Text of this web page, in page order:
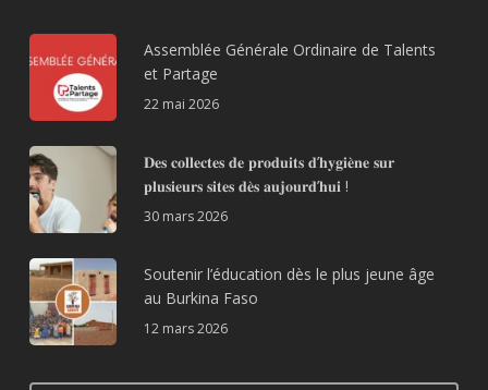
Assemblée Générale Ordinaire de Talents
et Partage
22 mai 2026
𝐃𝐞𝐬 𝐜𝐨𝐥𝐥𝐞𝐜𝐭𝐞𝐬 𝐝𝐞 𝐩𝐫𝐨𝐝𝐮𝐢𝐭𝐬 𝐝’𝐡𝐲𝐠𝐢𝐞̀𝐧𝐞 𝐬𝐮𝐫
𝐩𝐥𝐮𝐬𝐢𝐞𝐮𝐫𝐬 𝐬𝐢𝐭𝐞𝐬 𝐝𝐞̀𝐬 𝐚𝐮𝐣𝐨𝐮𝐫𝐝’𝐡𝐮𝐢 !
30 mars 2026
Soutenir l’éducation dès le plus jeune âge
au Burkina Faso
12 mars 2026